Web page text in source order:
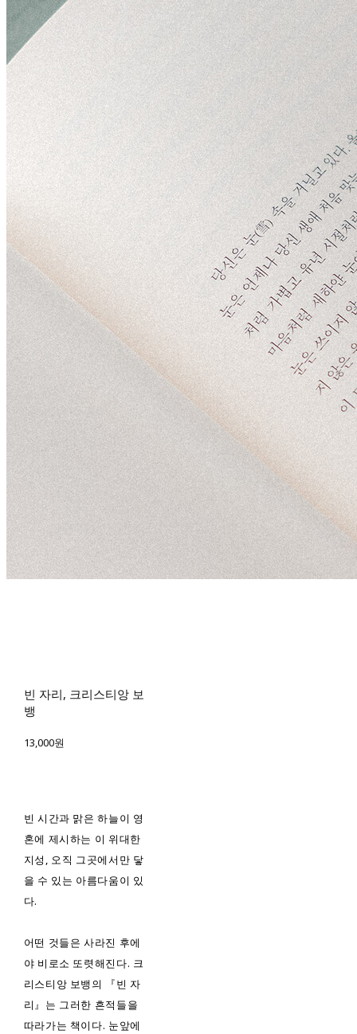
빈 자리, 크리스티앙 보
뱅
13,000원
빈 시간과 맑은 하늘이 영
혼에 제시하는 이 위대한
지성, 오직 그곳에서만 닿
을 수 있는 아름다움이 있
다.
어떤 것들은 사라진 후에
야 비로소 또렷해진다. 크
리스티앙 보뱅의 『빈 자
리』는 그러한 흔적들을
따라가는 책이다. 눈앞에